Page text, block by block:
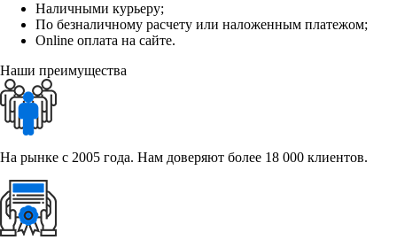
Наличными курьеру;
По безналичному расчету или наложенным платежом;
Online оплата на сайте.
Наши преимущества
На рынке с 2005 года. Нам доверяют более 18 000 клиентов.